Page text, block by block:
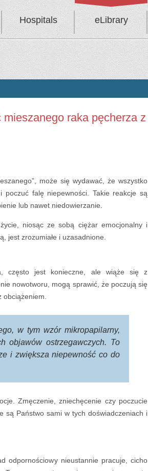
Hospitals eLibrary
raka pęcherza z
może się wydawać, że wszystko
poczuć falę niepewności. Takie reakcje są
lub nawet niedowierzanie.
niosąc ze sobą ciężar emocjonalny i
jest zrozumiałe i uzasadnione.
często jest konieczne, ale wiąże się z
nowotworu, mogą sprawić, że poczują się
w tym wzór mikropapilarny,
objawów ostrzegawczych. To
i zwiększa niepewność co do
Zmęczenie, zniechęcenie czy poczucie
są Państwo sami w tych doświadczeniach i
odpornościowy nieustannie pracuje, cicho